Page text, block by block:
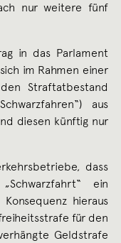
nur weitere fünf
in das Parlament
im Rahmen einer
Straftatbestand
aus
diesen künftig nur
dass
ein
hieraus
für den
Geldstrafe